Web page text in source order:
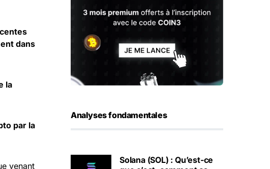
dans
la
par la
venant
Analyses fondamentales
Solana (SOL) : Qu’est-ce